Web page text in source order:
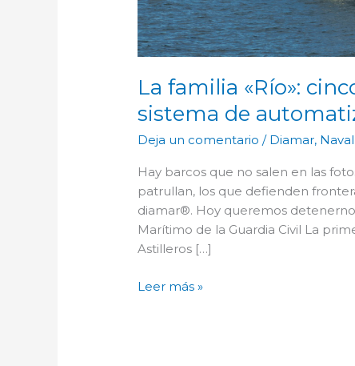
La familia «Río»:
sistema de
Deja un comentario / Diamar, Naval
Hay barcos que no salen en las
patrullan, los que defienden
diamar®. Hoy queremos
Marítimo de la Guardia Civil La
Astilleros […]
Leer más »